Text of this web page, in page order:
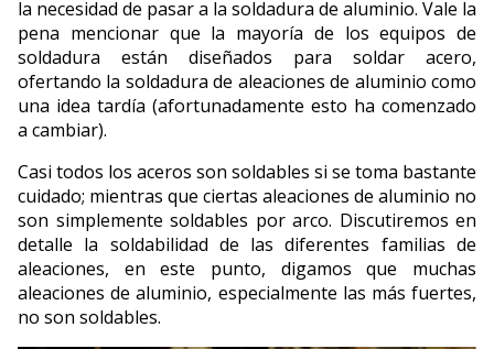
la necesidad de pasar a la soldadura de aluminio. Vale la
pena mencionar que la mayoría de los equipos de
soldadura están diseñados para soldar acero,
ofertando la soldadura de aleaciones de aluminio como
una idea tardía (afortunadamente esto ha comenzado
a cambiar).
Casi todos los aceros son soldables si se toma bastante
cuidado; mientras que ciertas aleaciones de aluminio no
son simplemente soldables por arco. Discutiremos en
detalle la soldabilidad de las diferentes familias de
aleaciones, en este punto, digamos que muchas
aleaciones de aluminio, especialmente las más fuertes,
no son soldables.